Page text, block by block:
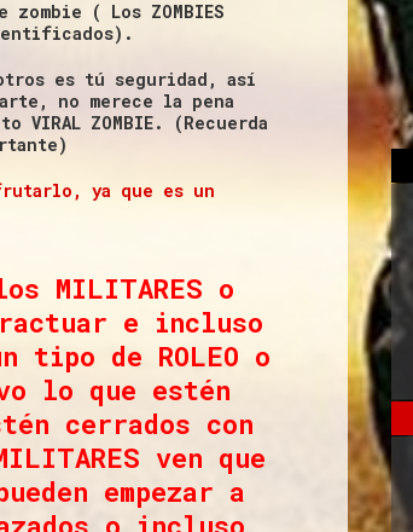
( Los ZOMBIES
es tú seguridad, así
no merece la pena
ZOMBIE. (Recuerda
ya que es un
MILITARES o
e incluso
tipo de ROLEO o
lo que estén
cerrados con
ven que
empezar a